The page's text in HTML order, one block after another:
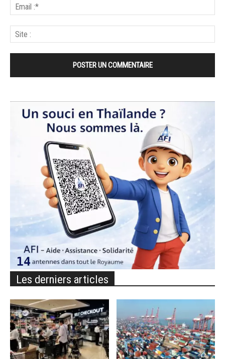
Les derniers articles